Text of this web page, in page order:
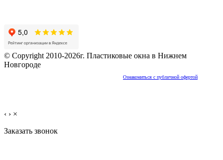
© Copyright 2010-2026г. Пластиковые окна в Нижнем
Новгороде
Ознакомиться с публичной офертой
‹ › ×
Заказать звонок